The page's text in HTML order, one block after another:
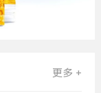
更多 +